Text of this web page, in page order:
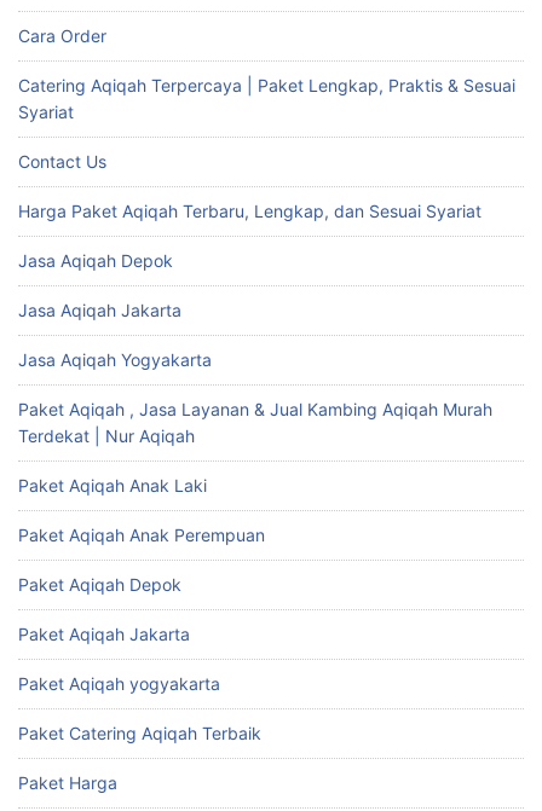
Cara Order
Catering Aqiqah Terpercaya | Paket Lengkap, Praktis & Sesuai
Syariat
Contact Us
Harga Paket Aqiqah Terbaru, Lengkap, dan Sesuai Syariat
Jasa Aqiqah Depok
Jasa Aqiqah Jakarta
Jasa Aqiqah Yogyakarta
Paket Aqiqah , Jasa Layanan & Jual Kambing Aqiqah Murah
Terdekat | Nur Aqiqah
Paket Aqiqah Anak Laki
Paket Aqiqah Anak Perempuan
Paket Aqiqah Depok
Paket Aqiqah Jakarta
Paket Aqiqah yogyakarta
Paket Catering Aqiqah Terbaik
Paket Harga